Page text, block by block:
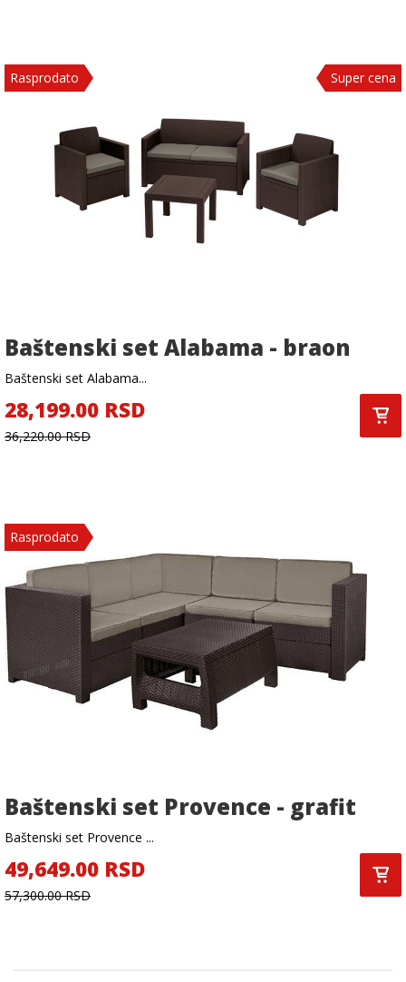
Super cena
Rasprodato
Baštenski set Alabama - braon
Baštenski set Alabama...
28,199.00 RSD
36,220.00 RSD
Rasprodato
Baštenski set Provence - grafit
Baštenski set Provence ...
49,649.00 RSD
57,300.00 RSD